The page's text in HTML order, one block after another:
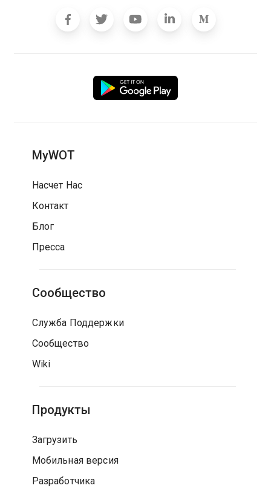
MyWOT
Насчет Нас
Контакт
Блог
Пресса
Сообщество
Служба Поддержки
Сообщество
Wiki
Продукты
Загрузить
Мобильная версия
Разработчика